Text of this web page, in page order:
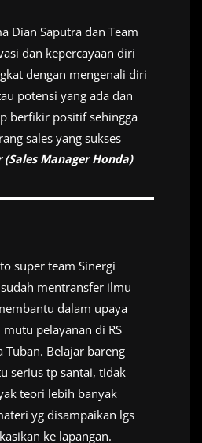
Dian Saputra dan Team
dan kepercayaan diri
dengan mengenali diri
potensi yang ada dan
berfikir positif sehingga
sales yang sukses
Manager Honda)
super team Sinergi
mentransfer ilmu
dalam upaya
pelayanan di RS
Tuban. Belajar bareng
serius tp santai, tidak
teori lebih banyak
yg disampaikan lgs
ke lapangan.